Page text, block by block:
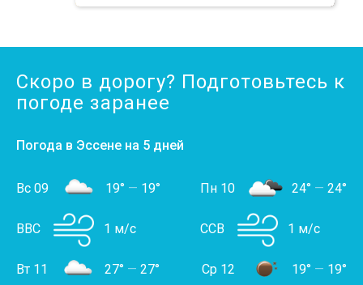
Скоро в дорогу? Подготовьтесь к
погоде заранее
Погода в Эссене на 5 дней
Вс 09 19° — 19°
ВВС 1 м/с
Пн 10 24° — 24°
ССВ 1 м/с
Вт 11 27° — 27° Ср 12 19° — 19°